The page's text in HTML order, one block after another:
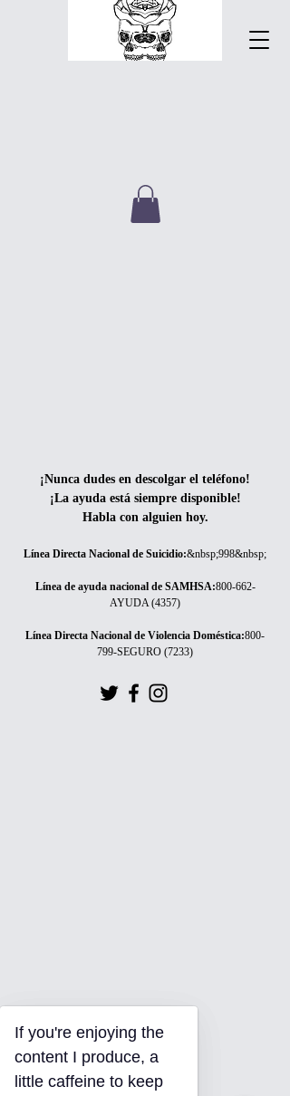
¡Nunca dudes en descolgar el teléfono!
¡La ayuda está siempre disponible!
Habla con alguien hoy.
Línea Directa Nacional de Suicidio:&nbsp;998&nbsp;
Línea de ayuda nacional de SAMHSA:800-662-
AYUDA (4357)
Línea Directa Nacional de Violencia Doméstica:800-
799-SEGURO (7233)
If you're enjoying the
content I produce, a
little caffeine to keep
If you're enjoying the
content I produce, a
little caffeine to keep